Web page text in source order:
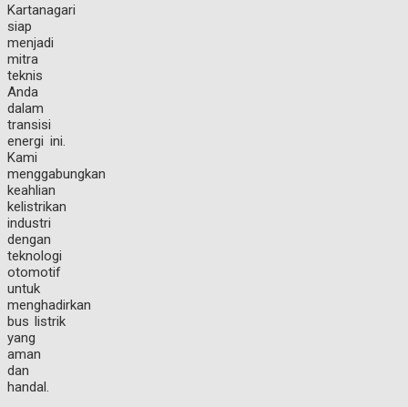
Kartanagari
siap
menjadi
mitra
teknis
Anda
dalam
transisi
energi ini.
Kami
menggabungkan
keahlian
kelistrikan
industri
dengan
teknologi
otomotif
untuk
menghadirkan
bus listrik
yang
aman
dan
handal.